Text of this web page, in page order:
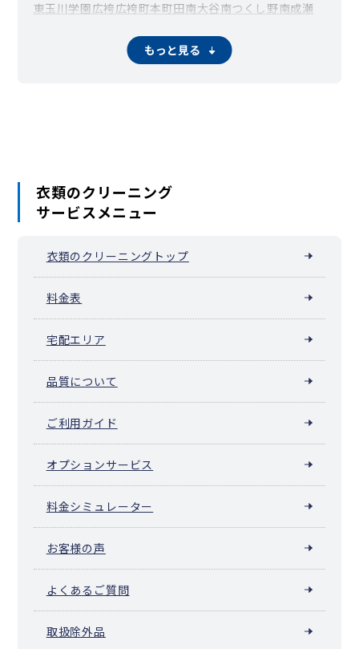
東玉川学園広袴広袴町本町田南大谷南つくし野南成瀬
もっと見る
衣類のクリーニング
サービスメニュー
衣類のクリーニングトップ
料金表
宅配エリア
品質について
ご利用ガイド
オプションサービス
料金シミュレーター
お客様の声
よくあるご質問
取扱除外品